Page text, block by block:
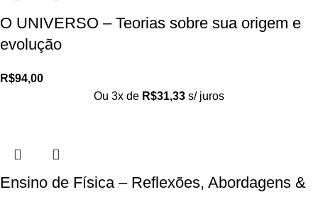
O UNIVERSO – Teorias sobre sua origem e
evolução
R$94,00
Ou 3x de R$31,33 s/ juros
Ensino de Física – Reflexões, Abordagens &